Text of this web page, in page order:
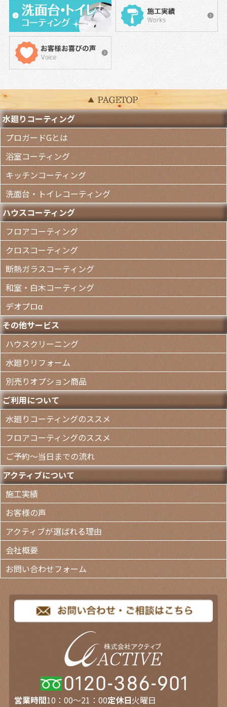
水廻りコーティング
プロガードGとは
浴室コーティング
キッチンコーティング
洗面台・トイレコーティング
ハウスコーティング
フロアコーティング
クロスコーティング
断熱ガラスコーティング
和室・白木コーティング
デオプロα
その他サービス
ハウスクリーニング
水廻りリフォーム
別売りオプション商品
ご利用について
水廻りコーティングのススメ
フロアコーティングのススメ
ご予約～当日までの流れ
アクティブについて
施工実績
お客様の声
アクティブが選ばれる理由
会社概要
お問い合わせフォーム
営業時間10：00～21：00定休日火曜日